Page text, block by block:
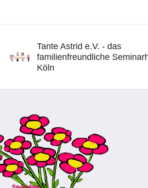
Tante Astrid e.V. - das
familienfreundliche
Köln